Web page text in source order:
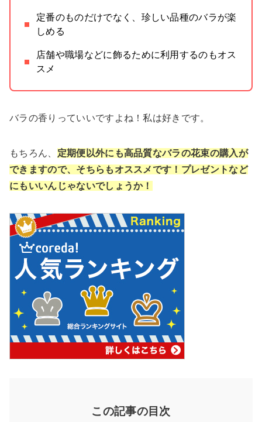
定番のものだけでなく、珍しい品種のバラが楽
しめる
店舗や職場などに飾るために利用するのもオス
スメ
バラの香りっていいですよね！私は好きです。
もちろん、 定期便以外にも高品質なバラの花束の購入が
できますので、そちらもオススメです！プレゼントなど
にもいいんじゃないでしょうか！
この記事の目次